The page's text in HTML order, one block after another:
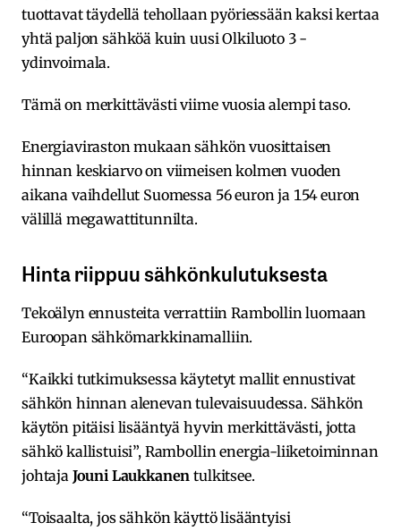
tuottavat täydellä tehollaan pyöriessään kaksi kertaa
yhtä paljon sähköä kuin uusi Olkiluoto 3 -
ydinvoimala.
Tämä on merkittävästi viime vuosia alempi taso.
Energiaviraston mukaan sähkön vuosittaisen
hinnan keskiarvo on viimeisen kolmen vuoden
aikana vaihdellut Suomessa 56 euron ja 154 euron
välillä megawattitunnilta.
Hinta riippuu sähkönkulutuksesta
Tekoälyn ennusteita verrattiin Rambollin luomaan
Euroopan sähkömarkkinamalliin.
“Kaikki tutkimuksessa käytetyt mallit ennustivat
sähkön hinnan alenevan tulevaisuudessa. Sähkön
käytön pitäisi lisääntyä hyvin merkittävästi, jotta
sähkö kallistuisi”, Rambollin energia-liiketoiminnan
johtaja Jouni Laukkanen tulkitsee.
“Toisaalta, jos sähkön käyttö lisääntyisi